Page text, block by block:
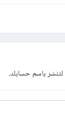
لتنشر باسم حسابك.